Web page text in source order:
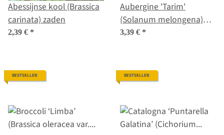
Abessijnse kool (Brassica
carinata) zaden
2,39 € *
Aubergine 'Tarim'
(Solanum melongena)
biologisch zaad
3,39 € *
BESTSELLER BESTSELLER